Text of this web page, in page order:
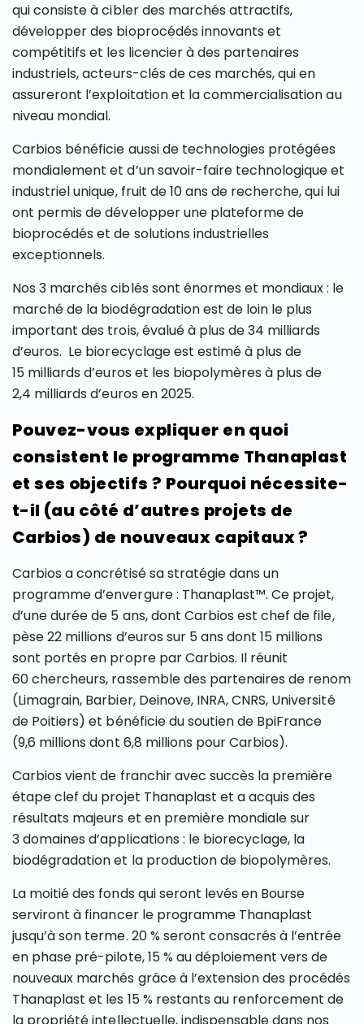
qui consiste à cibler des marchés attractifs,
développer des bioprocédés innovants et
compétitifs et les licencier à des partenaires
industriels, acteurs-clés de ces marchés, qui en
assureront l’exploitation et la commercialisation au
niveau mondial.
Carbios bénéficie aussi de technologies protégées
mondialement et d’un savoir-faire technologique et
industriel unique, fruit de 10 ans de recherche, qui lui
ont permis de développer une plateforme de
bioprocédés et de solutions industrielles
exceptionnels.
Nos 3 marchés ciblés sont énormes et mondiaux : le
marché de la biodégradation est de loin le plus
important des trois, évalué à plus de 34 milliards
d’euros. Le biorecyclage est estimé à plus de
15 milliards d’euros et les biopolymères à plus de
2,4 milliards d’euros en 2025.
Pouvez-vous expliquer en quoi
consistent le programme Thanaplast
et ses objectifs ? Pourquoi nécessite-
t-il (au côté d’autres projets de
Carbios) de nouveaux capitaux ?
Carbios a concrétisé sa stratégie dans un
programme d’envergure : Thanaplast™. Ce projet,
d’une durée de 5 ans, dont Carbios est chef de file,
pèse 22 millions d’euros sur 5 ans dont 15 millions
sont portés en propre par Carbios. Il réunit
60 chercheurs, rassemble des partenaires de renom
(Limagrain, Barbier, Deinove, INRA, CNRS, Université
de Poitiers) et bénéficie du soutien de BpiFrance
(9,6 millions dont 6,8 millions pour Carbios).
Carbios vient de franchir avec succès la première
étape clef du projet Thanaplast et a acquis des
résultats majeurs et en première mondiale sur
3 domaines d’applications : le biorecyclage, la
biodégradation et la production de biopolymères.
La moitié des fonds qui seront levés en Bourse
serviront à financer le programme Thanaplast
jusqu’à son terme. 20 % seront consacrés à l’entrée
en phase pré-pilote, 15 % au déploiement vers de
nouveaux marchés grâce à l’extension des procédés
Thanaplast et les 15 % restants au renforcement de